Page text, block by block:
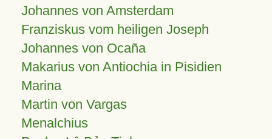
Johannes von Amsterdam
Franziskus vom heiligen Joseph
Johannes von Ocaña
Makarius von Antiochia in Pisidien
Marina
Martin von Vargas
Menalchius